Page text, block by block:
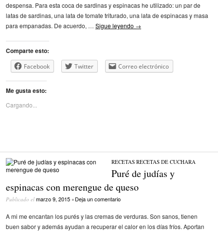
despensa. Para esta coca de sardinas y espinacas he utilizado: un par de
latas de sardinas, una lata de tomate triturado, una lata de espinacas y masa
para empanadas. De acuerdo, … Sigue leyendo →
Comparte esto:
Facebook Twitter Correo electrónico
Me gusta esto:
Cargando...
RECETAS/RECETAS DE CUCHARA
Puré de judías y
espinacas con merengue de queso
Publicado el marzo 9, 2015 • Deja un comentario
A mi me encantan los purés y las cremas de verduras. Son sanos, tienen
buen sabor y además ayudan a recuperar el calor en los días fríos. Aportan